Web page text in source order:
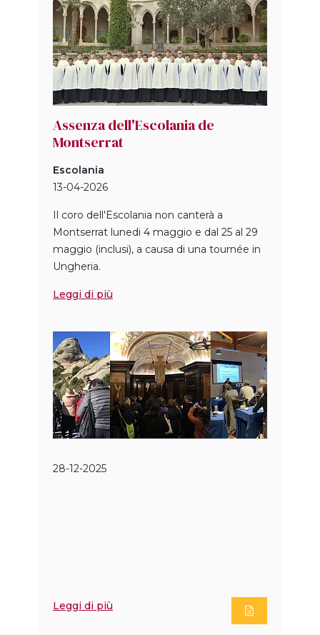
Assenza dell'Escolania de
Montserrat
Escolania
13-04-2026
Il coro dell'Escolania non canterà a
Montserrat lunedi 4 maggio e dal 25 al 29
maggio (inclusi), a causa di una tournée in
Ungheria.
Leggi di più
28-12-2025
Leggi di più